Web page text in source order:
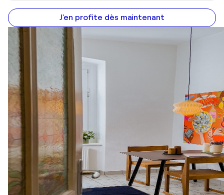
J'en profite dès maintenant